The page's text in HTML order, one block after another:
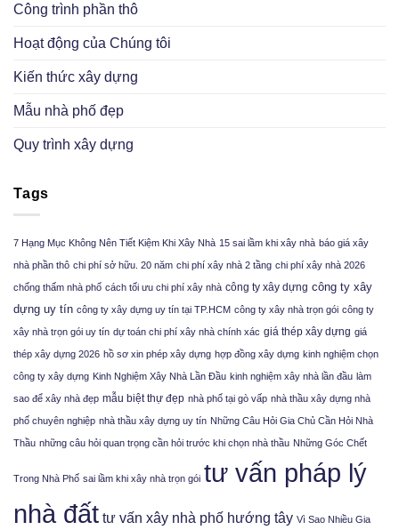
Công trình phần thô
Hoạt động của Chúng tôi
Kiến thức xây dựng
Mẫu nhà phố đẹp
Quy trình xây dựng
Tags
7 Hạng Mục Không Nên Tiết Kiệm Khi Xây Nhà 15 sai lầm khi xây nhà báo giá xây
nhà phần thô chi phí sở hữu. 20 năm chi phí xây nhà 2 tầng chi phí xây nhà 2026
chống thấm nhà phố cách tối ưu chi phí xây nhà công ty xây dựng công ty xây
dựng uy tín công ty xây dựng uy tín tại TP.HCM công ty xây nhà trọn gói công ty
xây nhà trọn gói uy tín dự toán chi phí xây nhà chính xác giá thép xây dựng giá
thép xây dựng 2026 hồ sơ xin phép xây dựng hợp đồng xây dựng kinh nghiệm chọn
công ty xây dựng Kinh Nghiệm Xây Nhà Lần Đầu kinh nghiệm xây nhà lần đầu làm
sao để xây nhà đẹp mẫu biệt thự đẹp nhà phố tại gò vấp nhà thầu xây dựng nhà
phố chuyên nghiệp nhà thầu xây dựng uy tín Những Câu Hỏi Gia Chủ Cần Hỏi Nhà
Thầu những câu hỏi quan trọng cần hỏi trước khi chọn nhà thầu Những Góc Chết
Trong Nhà Phố sai lầm khi xây nhà trọn gói tư vấn pháp lý
nhà đất tư vấn xây nhà phố hướng tây Vì Sao Nhiều Gia